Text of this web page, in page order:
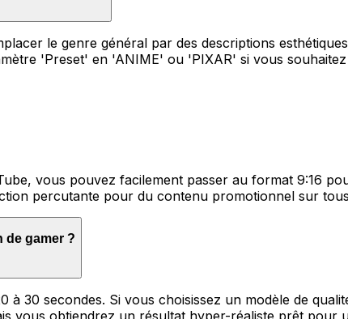
le genre général par des descriptions
'Preset' en 'ANIME' ou 'PIXAR' si vous
vous pouvez facilement passer au format 9:16
percutante pour du contenu promotionnel sur
de gamer ?
à 30 secondes. Si vous choisissez un modèle de
vous obtiendrez un résultat hyper-réaliste prêt pour